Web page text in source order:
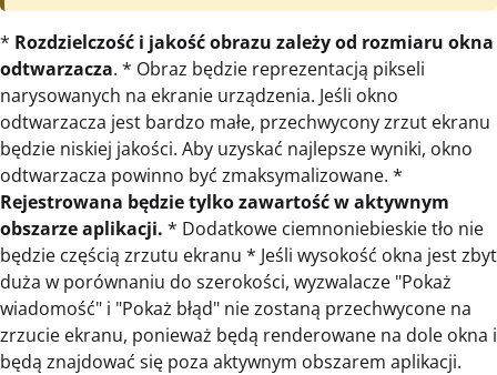
* Rozdzielczość i jakość obrazu zależy od rozmiaru okna
odtwarzacza. * Obraz będzie reprezentacją pikseli
narysowanych na ekranie urządzenia. Jeśli okno
odtwarzacza jest bardzo małe, przechwycony zrzut ekranu
będzie niskiej jakości. Aby uzyskać najlepsze wyniki, okno
odtwarzacza powinno być zmaksymalizowane. *
Rejestrowana będzie tylko zawartość w aktywnym
obszarze aplikacji. * Dodatkowe ciemnoniebieskie tło nie
będzie częścią zrzutu ekranu * Jeśli wysokość okna jest zbyt
duża w porównaniu do szerokości, wyzwalacze "Pokaż
wiadomość" i "Pokaż błąd" nie zostaną przechwycone na
zrzucie ekranu, ponieważ będą renderowane na dole okna i
będą znajdować się poza aktywnym obszarem aplikacji.